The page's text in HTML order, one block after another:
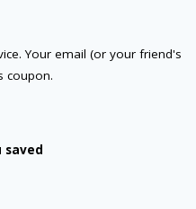
Your email (or your friend's
coupon.